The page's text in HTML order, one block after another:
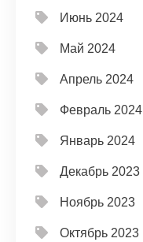
Июнь 2024
Май 2024
Апрель 2024
Февраль 2024
Январь 2024
Декабрь 2023
Ноябрь 2023
Октябрь 2023